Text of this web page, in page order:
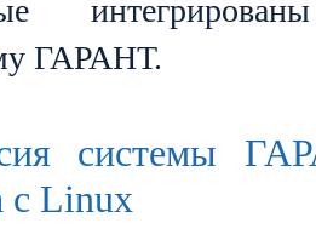
ГАРАНТ.
системы
с Linux